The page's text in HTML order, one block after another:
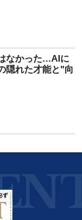
なかった…AIに
隠れた才能と"向